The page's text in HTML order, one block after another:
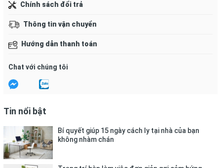
Bảo quản:Để ở nơi thoáng mát, khô
ráo.
Chính sách đổi trả
Thông tin vận chuyển
Hướng dẫn thanh toán
Chat với chúng tôi
Tin nổi bật
Bí quyết giúp 15 ngày cách ly tại nhà của bạn
không nhàm chán